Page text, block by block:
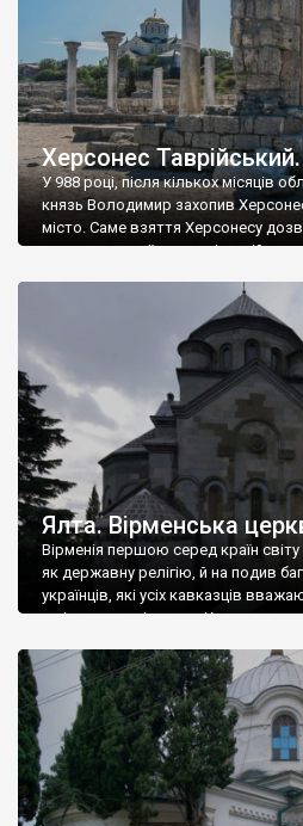
Херсонес
У 988 році, після кількох місяців
князь Володимир захопив
місто. Саме взяття Херсонесу
диктувати свої умови
Херсонесі Володимир-язичник,
А потім було Хрещення Русі. На
Ялта. Вірменська
Вірменія першою серед країн
як державну релігію, й на подив
українців, які усіх кавказців
є відданими вірянами Христа